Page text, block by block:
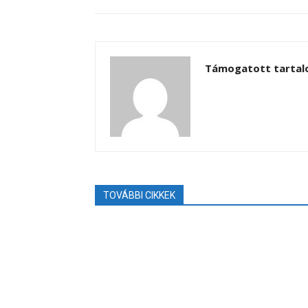
Támogatott
TOVÁBBI CIKKEK